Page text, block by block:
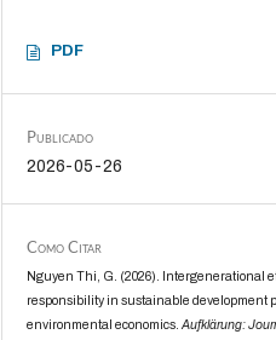
PDF
Publicado
2026-05-26
Como Citar
Nguyen Thi, G. (2026). Intergenerational
responsibility in sustainable development
environmental economics.Aufklärung: